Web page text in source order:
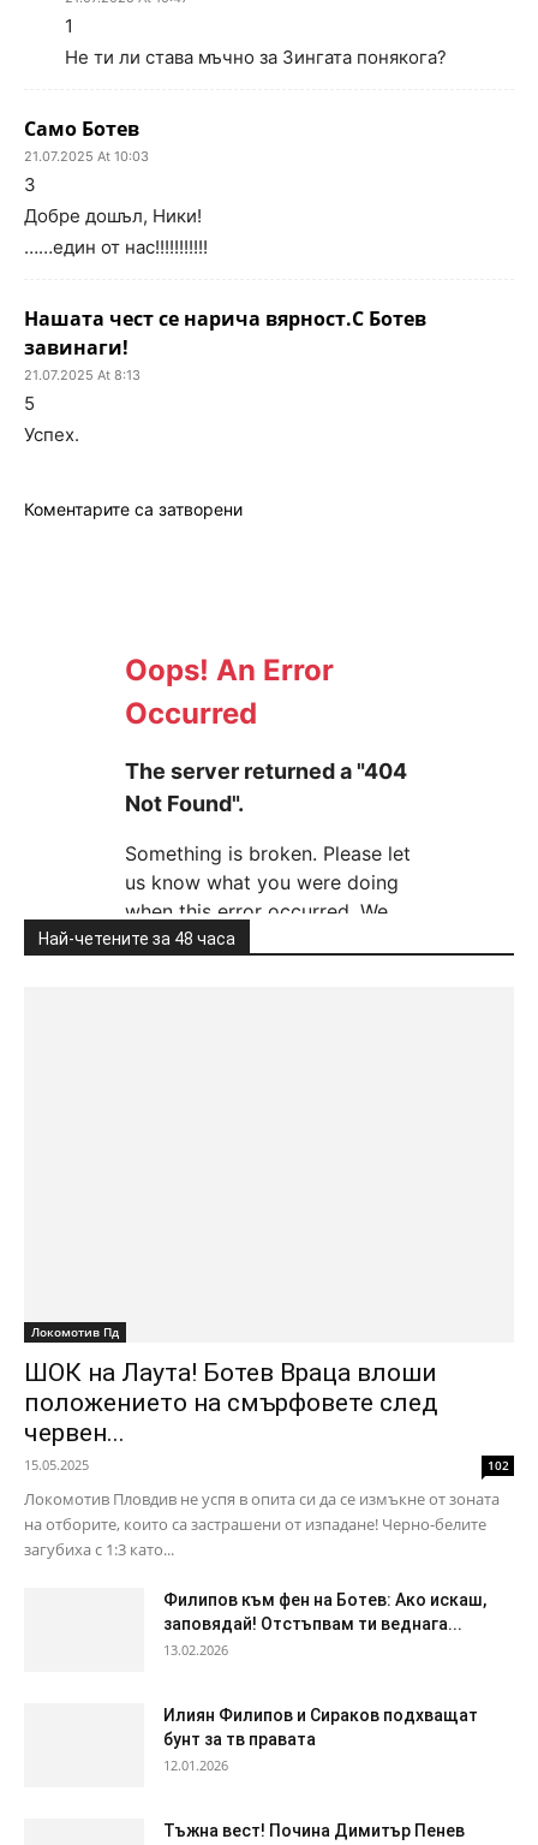
1
Не ти ли става мъчно за Зингата понякога?
Само Ботев
21.07.2025 At 10:03
3
Добре дошъл, Ники!
……един от нас!!!!!!!!!!!
Нашата чест се нарича вярност.С Ботев
завинаги!
21.07.2025 At 8:13
5
Успех.
Коментарите са затворени
Най-четените за 48 часа
Локомотив Пд
ШОК на Лаута! Ботев Враца влоши
положението на смърфовете след
червен...
15.05.2025 102
Локомотив Пловдив не успя в опита си да се измъкне от зоната
на отборите, които са застрашени от изпадане! Черно-белите
загубиха с 1:3 като...
Филипов към фен на Ботев: Ако искаш,
заповядай! Отстъпвам ти веднага...
13.02.2026
Илиян Филипов и Сираков подхващат
бунт за тв правата
12.01.2026
Тъжна вест! Почина Димитър Пенев